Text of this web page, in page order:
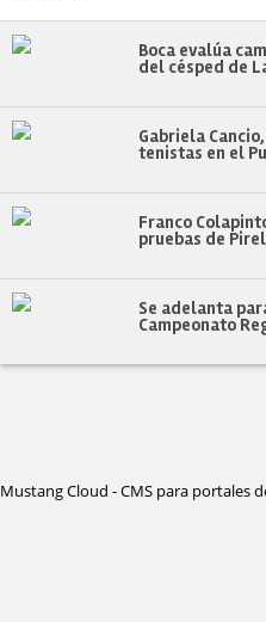
Boca evalúa
del césped de
Gabriela
tenistas en el
Franco
pruebas de
Se adelanta
Campeonato
Mustang Cloud - CMS para portales